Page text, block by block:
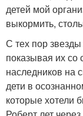
детей мой
выкормить,
С тех пор
показывая их со
наследников на
дети в
которые хотели